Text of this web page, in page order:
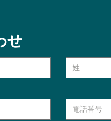
せ